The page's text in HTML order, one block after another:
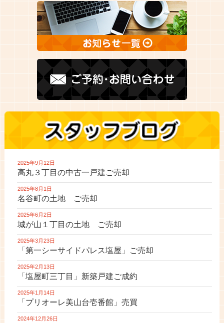
2025年9月12日
高丸３丁目の中古一戸建ご売却
2025年8月1日
名谷町の土地 ご売却
2025年6月2日
城が山１丁目の土地 ご売却
2025年3月23日
「第一シーサイドパレス塩屋」ご売却
2025年2月13日
「塩屋町三丁目」新築戸建ご成約
2025年1月14日
「プリオーレ美山台壱番館」売買
2024年12月26日